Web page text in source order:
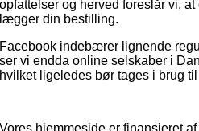
opfattelser og herved foreslår vi,
lægger din bestilling.
Facebook indebærer lignende
ser vi endda online selskaber i
hvilket ligeledes bør tages i brug
Vores hjemmeside er finansieret